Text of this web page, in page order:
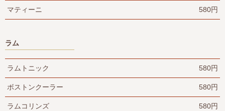
マティーニ 580円
ラム
ラムトニック 580円
ボストンクーラー 580円
ラムコリンズ 580円